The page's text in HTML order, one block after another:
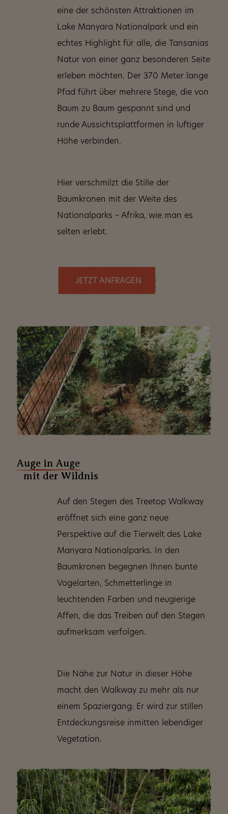
eine der schönsten Attraktionen im
Lake Manyara Nationalpark und ein
echtes Highlight für alle, die Tansanias
Natur von einer ganz besonderen Seite
erleben möchten. Der 370 Meter lange
Pfad führt über mehrere Stege, die von
Baum zu Baum gespannt sind und
runde Aussichtsplattformen in luftiger
Höhe verbinden.
Hier verschmilzt die Stille der
Baumkronen mit der Weite des
Nationalparks – Afrika, wie man es
selten erlebt.
JETZT ANFRAGEN
Auge in Auge
mit der Wildnis
Auf den Stegen des Treetop Walkway
eröffnet sich eine ganz neue
Perspektive auf die Tierwelt des Lake
Manyara Nationalparks. In den
Baumkronen begegnen Ihnen bunte
Vogelarten, Schmetterlinge in
leuchtenden Farben und neugierige
Affen, die das Treiben auf den Stegen
aufmerksam verfolgen.
Die Nähe zur Natur in dieser Höhe
macht den Walkway zu mehr als nur
einem Spaziergang: Er wird zur stillen
Entdeckungsreise inmitten lebendiger
Vegetation.